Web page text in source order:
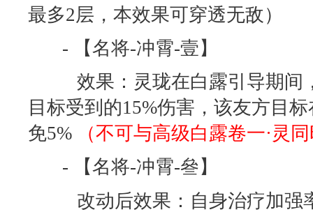
最多2层，本效果可穿透无敌）
- 【名将-冲霄-壹】
效果：灵珑在白露引导期间
目标受到的15%伤害，该友方目
免5%
（不可与高级白露卷一·灵
- 【名将-冲霄-叄】
改动后效果：自身治疗加强